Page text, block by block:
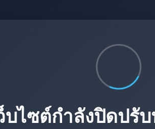
บไซต์กำลังปิดปรั